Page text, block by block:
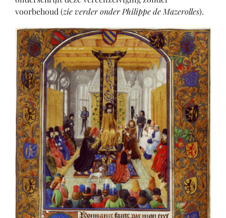
voorbehoud (zie verder onder Philippe de Mazerolles).